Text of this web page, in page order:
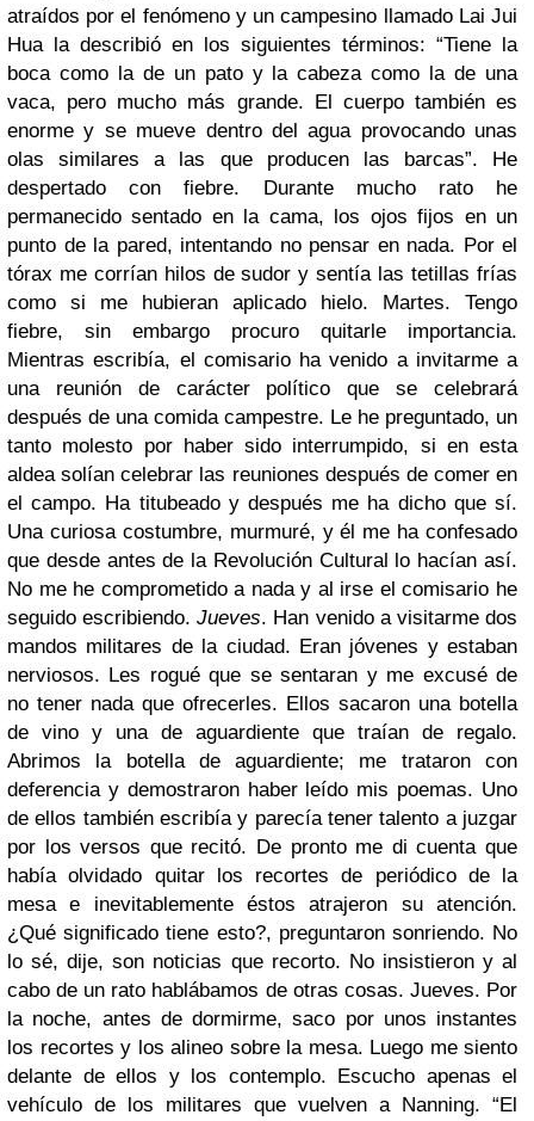
atraídos por el fenómeno y un campesino llamado Lai Jui
Hua la describió en los siguientes términos: “Tiene la
boca como la de un pato y la cabeza como la de una
vaca, pero mucho más grande. El cuerpo también es
enorme y se mueve dentro del agua provocando unas
olas similares a las que producen las barcas”. He
despertado con fiebre. Durante mucho rato he
permanecido sentado en la cama, los ojos fijos en un
punto de la pared, intentando no pensar en nada. Por el
tórax me corrían hilos de sudor y sentía las tetillas frías
como si me hubieran aplicado hielo. Martes. Tengo
fiebre, sin embargo procuro quitarle importancia.
Mientras escribía, el comisario ha venido a invitarme a
una reunión de carácter político que se celebrará
después de una comida campestre. Le he preguntado, un
tanto molesto por haber sido interrumpido, si en esta
aldea solían celebrar las reuniones después de comer en
el campo. Ha titubeado y después me ha dicho que sí.
Una curiosa costumbre, murmuré, y él me ha confesado
que desde antes de la Revolución Cultural lo hacían así.
No me he comprometido a nada y al irse el comisario he
seguido escribiendo.Jueves. Han venido a visitarme dos
mandos militares de la ciudad. Eran jóvenes y estaban
nerviosos. Les rogué que se sentaran y me excusé de
no tener nada que ofrecerles. Ellos sacaron una botella
de vino y una de aguardiente que traían de regalo.
Abrimos la botella de aguardiente; me trataron con
deferencia y demostraron haber leído mis poemas. Uno
de ellos también escribía y parecía tener talento a juzgar
por los versos que recitó. De pronto me di cuenta que
había olvidado quitar los recortes de periódico de la
mesa e inevitablemente éstos atrajeron su atención.
¿Qué significado tiene esto?, preguntaron sonriendo. No
lo sé, dije, son noticias que recorto. No insistieron y al
cabo de un rato hablábamos de otras cosas. Jueves. Por
la noche, antes de dormirme, saco por unos instantes
los recortes y los alineo sobre la mesa. Luego me siento
delante de ellos y los contemplo. Escucho apenas el
vehículo de los militares que vuelven a Nanning. “El